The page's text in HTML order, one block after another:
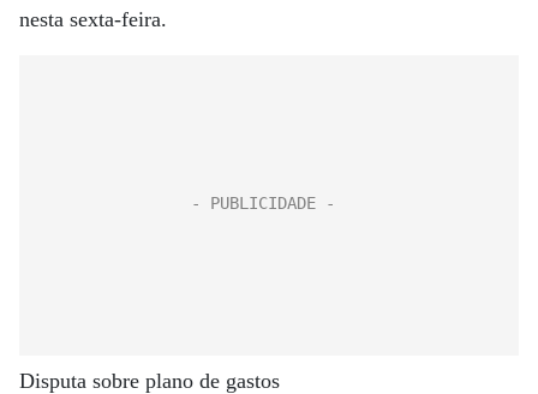
nesta sexta-feira.
Disputa sobre plano de gastos